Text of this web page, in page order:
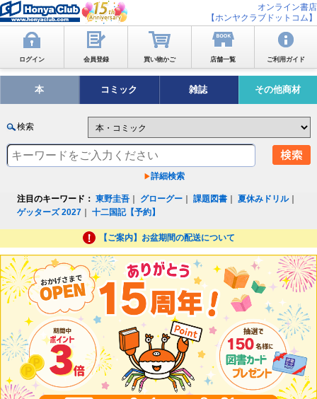
オンライン書店
【ホンヤクラブドットコム】
ログイン 会員登録 買い物かご 店舗一覧 ご利用ガイド
本 コミック 雑誌 その他商材
検索
詳細検索
注目のキーワード： 東野圭吾 グローグー ｜課題図書 ｜夏休みドリル｜
ゲッターズ 2027 ｜十二国記【予約】
【ご案内】お盆期間の配送について